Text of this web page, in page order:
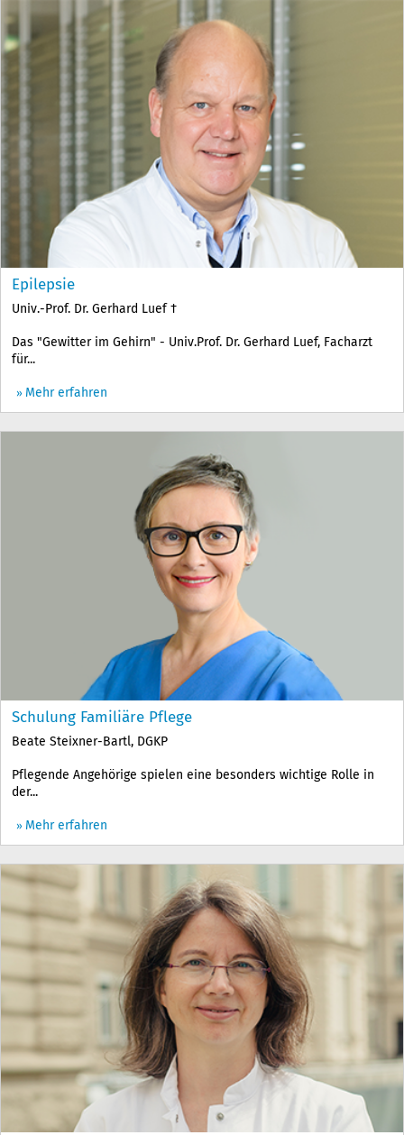
Epilepsie
Univ.-Prof. Dr. Gerhard Luef †
Das "Gewitter im Gehirn" - Univ.Prof. Dr. Gerhard Luef, Facharzt
für...
Mehr erfahren
Schulung Familiäre Pflege
Beate Steixner-Bartl, DGKP
Pflegende Angehörige spielen eine besonders wichtige Rolle in
der...
Mehr erfahren